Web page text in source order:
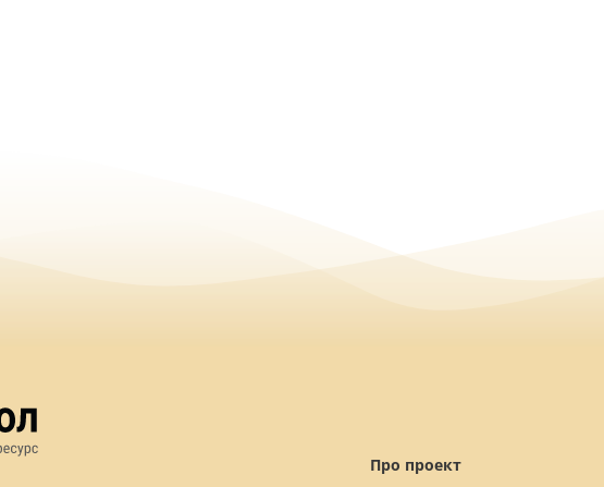
Про проект